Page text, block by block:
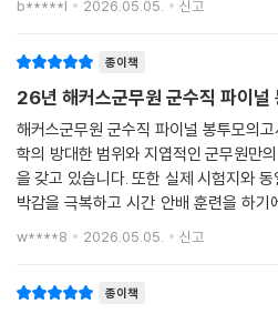
+ 성적 분석 서비스
1) OMR 답안지 및 해설집 내 QR코드를
입력하면 손쉽게 성적을 확인할 수 있습
2) 각 회차별 성적 분석 결과를 제공하여
진단하고 보완할 수 있습니다.
원 army.Hackers.com)]
b*****l 2026.05.05. 신고
종이책
26년 해커스군무원 군수직 파이널
해커스군무원 군수직 파이널 봉투모의
학의 방대한 범위와 지엽적인 군무원만
을 갖고 있습니다. 또한 실제 시험지와
박감을 극복하고 시간 안배 훈련을 하
으로, 출제 가능성 있는 문제들을 통해
w****8 2026.05.05. 신고
종이책